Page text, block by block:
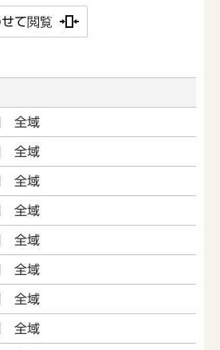
て閲覧
全域
全域
全域
全域
全域
全域
全域
全域